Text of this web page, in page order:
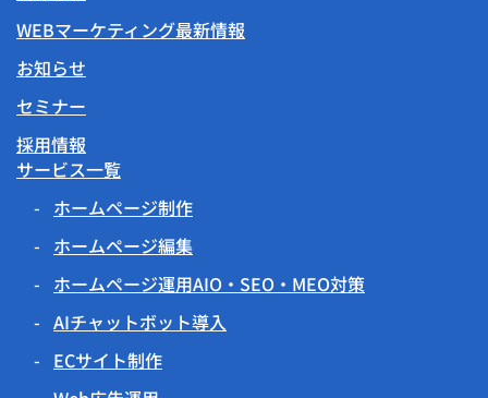
WEBマーケティング最新情報
お知らせ
セミナー
採用情報
サービス一覧
ホームページ制作
ホームページ編集
ホームページ運用AIO・SEO・MEO対策
AIチャットボット導入
ECサイト制作